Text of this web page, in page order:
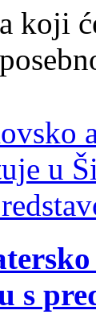
koji
s